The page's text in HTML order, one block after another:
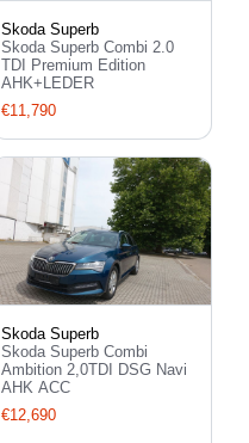
Skoda Superb
Skoda Superb Combi 2.0
TDI Premium Edition
AHK+LEDER
€11,790
Skoda Superb
Skoda Superb Combi
Ambition 2,0TDI DSG Navi
AHK ACC
€12,690